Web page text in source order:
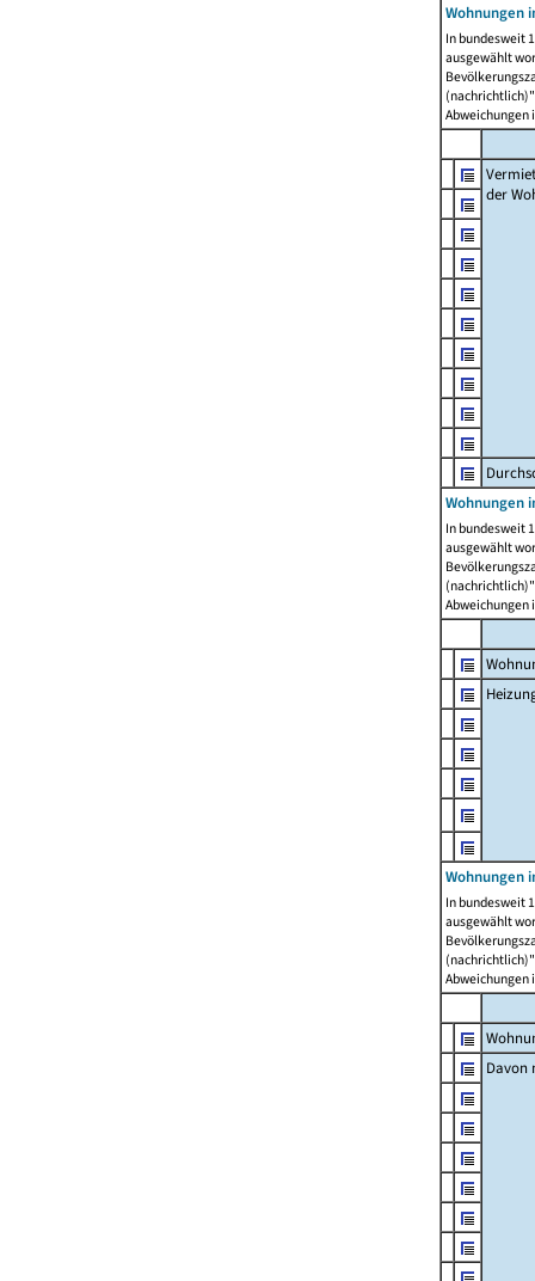
Wohnungen
In bundesweit
ausgewählt
Abweichungen
der
Wohnungen
In bundesweit
ausgewählt
Abweichungen
Wohnungen
In bundesweit
ausgewählt
Abweichungen
Davon